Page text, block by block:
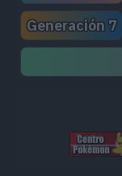
Generación 7